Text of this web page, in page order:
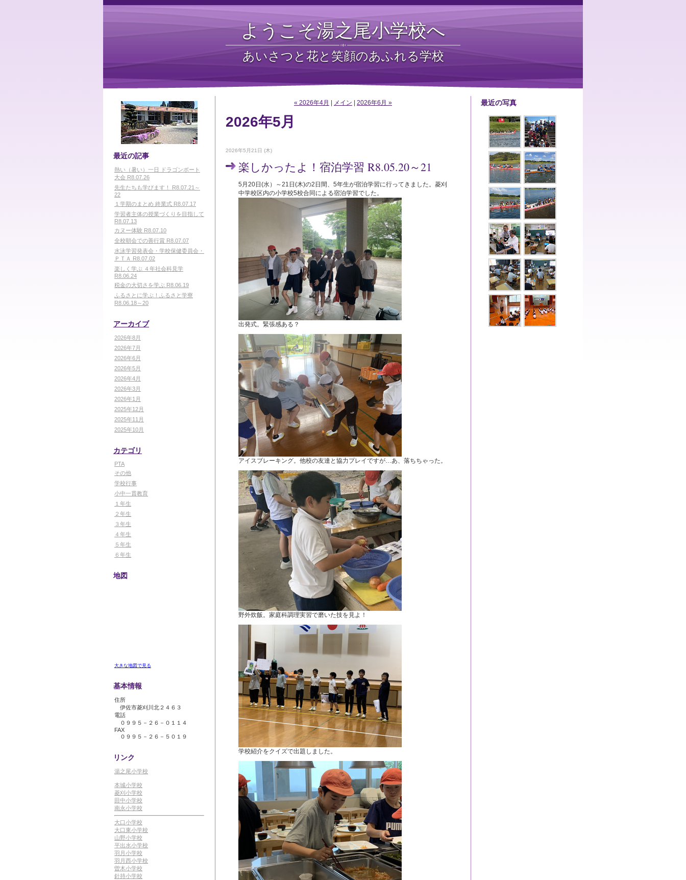
ようこそ湯之尾小学校へ
あいさつと花と笑顔のあふれる学校
最近の記事
熱い（暑い）一日 ドラゴンボート
大会 R8.07.26
先生たちも学びます！ R8.07.21～
22
１学期のまとめ 終業式 R8.07.17
学習者主体の授業づくりを目指して
R8.07.13
カヌー体験 R8.07.10
全校朝会での善行賞 R8.07.07
水泳学習発表会・学校保健委員会・
ＰＴＡ R8.07.02
楽しく学ぶ ４年社会科見学
R8.06.24
税金の大切さを学ぶ R8.06.19
ふるさとに学ぶ！ふるさと学寮
R8.06.18～20
アーカイブ
2026年8月
2026年7月
2026年6月
2026年5月
2026年4月
2026年3月
2026年1月
2025年12月
2025年11月
2025年10月
カテゴリ
PTA
その他
学校行事
小中一貫教育
１年生
２年生
３年生
４年生
５年生
６年生
地図
大きな地図で見る
基本情報
住所
伊佐市菱刈川北２４６３
電話
０９９５－２６－０１１４
FAX
０９９５－２６－５０１９
リンク
湯之尾小学校
本城小学校
菱刈小学校
田中小学校
南永小学校
大口小学校
大口東小学校
山野小学校
平出水小学校
羽月小学校
羽月西小学校
曽木小学校
針持小学校
« 2026年4月 メイン 2026年6月 »
2026年5月
2026年5月21日 (木)
楽しかったよ！宿泊学習 R8.05.20～21
5月20日(水）～21日(木)の2日間、5年生が宿泊学習に行ってきました。菱刈
中学校区内の小学校5校合同による宿泊学習でした。
出発式。緊張感ある？
アイスブレーキング。他校の友達と協力プレイですが…あ、落ちちゃった。
野外炊飯。家庭科調理実習で磨いた技を見よ！
学校紹介をクイズで出題しました。
最近の写真